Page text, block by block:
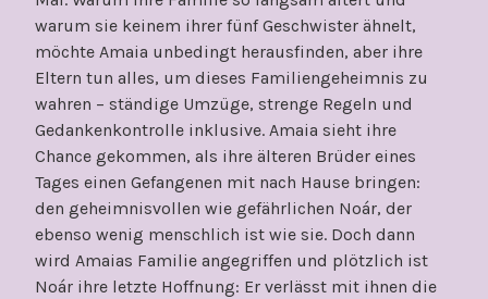
warum sie keinem ihrer fünf Geschwister ähnelt,
möchte Amaia unbedingt herausfinden, aber ihre
Eltern tun alles, um dieses Familiengeheimnis zu
wahren – ständige Umzüge, strenge Regeln und
Gedankenkontrolle inklusive. Amaia sieht ihre
Chance gekommen, als ihre älteren Brüder eines
Tages einen Gefangenen mit nach Hause bringen:
den geheimnisvollen wie gefährlichen Noár, der
ebenso wenig menschlich ist wie sie. Doch dann
wird Amaias Familie angegriffen und plötzlich ist
Noár ihre letzte Hoffnung: Er verlässt mit ihnen die